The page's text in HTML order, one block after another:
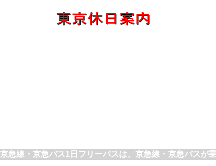
京急線・京急バス1日フリーパスは、京急線・京急バスが